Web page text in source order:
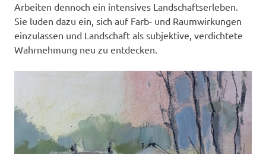
Arbeiten dennoch ein intensives Landschaftserleben.
Sie luden dazu ein, sich auf Farb- und Raumwirkungen
einzulassen und Landschaft als subjektive, verdichtete
Wahrnehmung neu zu entdecken.